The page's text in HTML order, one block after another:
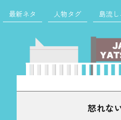
最新ネタ 人物タグ 島流し
索:
怒れな